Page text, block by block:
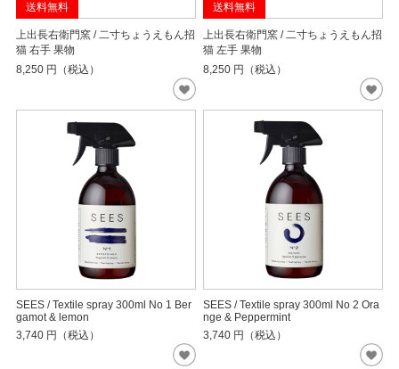
送料無料
上出長右衛門窯 / 二寸ちょうえもん招
猫 右手 果物
8,250 円（税込）
送料無料
上出長右衛門窯 / 二寸ちょうえもん招
猫 左手 果物
8,250 円（税込）
SEES / Textile spray 300ml No 1 Ber
gamot & lemon
3,740 円（税込）
SEES / Textile spray 300ml No 2 Ora
nge & Peppermint
3,740 円（税込）